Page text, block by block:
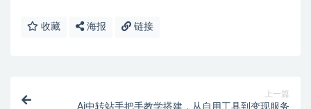
收藏 海报 链接
上一篇
Ai中转站手把手教学搭建，从自用工具到变现服务